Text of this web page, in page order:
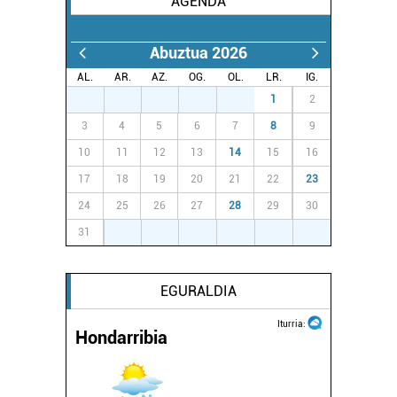
baliatzen gara. Ohar hau onartuz gero, teknologia hori
Abuztua 2026
AL. AR. AZ. OG. OL. LR.
IG.
1 2
3 4 5 6 7 8 9
10 11 12 13 14 15 16
17 18 19 20 21 22 23
24 25 26 27 28 29 30
31
EGURALDIA
Iturria:
Hondarribia